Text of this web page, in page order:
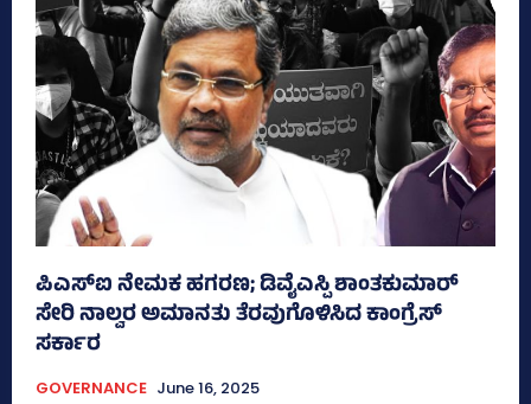
ಪಿಎಸ್‌ಐ ನೇಮಕ ಹಗರಣ; ಡಿವೈಎಸ್ಪಿ ಶಾಂತಕುಮಾರ್
ಸೇರಿ ನಾಲ್ವರ ಅಮಾನತು ತೆರವುಗೊಳಿಸಿದ ಕಾಂಗ್ರೆಸ್‌
ಸರ್ಕಾರ
GOVERNANCE June 16, 2025